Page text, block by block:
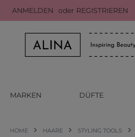
Hauptinhalt springen
Zur Suche springen
Zur Hauptnavigation springen
ANMELDEN oder REGISTRIEREN
MARKEN DÜFTE
HOME HAARE STYLING TOOLS